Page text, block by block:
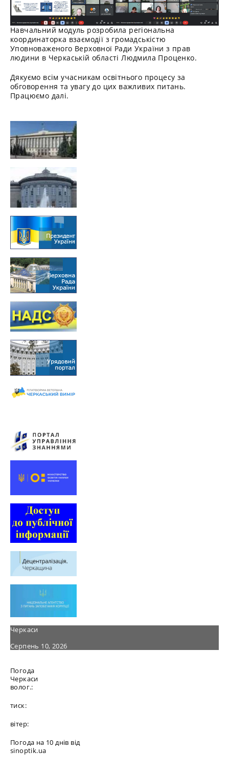
Навчальний модуль розробила регіональна
координаторка взаємодії з громадськістю
Уповноваженого Верховної Ради України з прав
людини в Черкаській області Людмила Проценко.
Дякуємо всім учасникам освітнього процесу за
обговорення та увагу до цих важливих питань.
Працюємо далі.
Черкаси
Серпень 10, 2026
Погода
Черкаси
волог.:
тиск:
вітер:
Погода на 10 днів від
sinoptik.ua